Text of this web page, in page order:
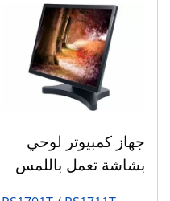
جهاز كمبيوتر لوحي
بشاشة تعمل باللمس